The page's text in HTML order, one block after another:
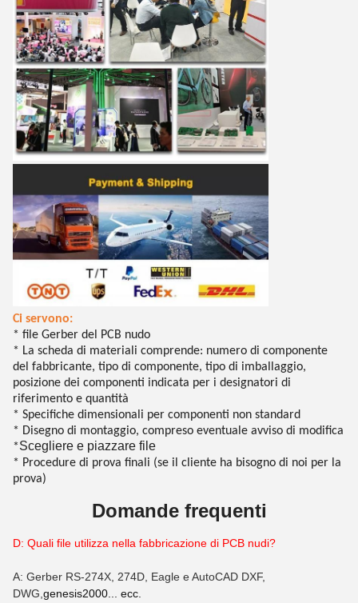
Ci servono:
* file Gerber del PCB nudo
* La scheda di materiali comprende: numero di componente
del fabbricante, tipo di componente, tipo di imballaggio,
posizione dei componenti indicata per i designatori di
riferimento e quantità
* Specifiche dimensionali per componenti non standard
* Disegno di montaggio, compreso eventuale avviso di modifica
*Scegliere e piazzare file
* Procedure di prova finali (se il cliente ha bisogno di noi per la
prova)
Domande frequenti
D: Quali file utilizza nella fabbricazione di PCB nudi?
A: Gerber RS-274X, 274D, Eagle e AutoCAD DXF,
DWG,genesis2000... ecc.